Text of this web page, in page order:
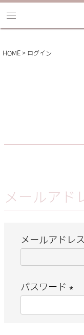
HOME ログイン
メールアド
メールアドレス
パスワード